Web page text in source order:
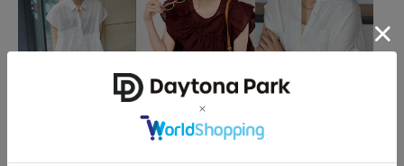
5,946円 15%OFF
FREAK'S STORE
インド フリルブラウス
5,335
インドボイル フレンチス
リーブブラウス
3,896円 35%OFF